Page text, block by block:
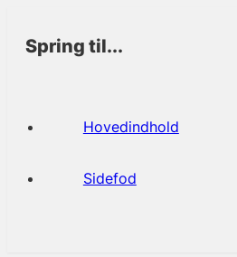
Spring til...
Hovedindhold
Sidefod